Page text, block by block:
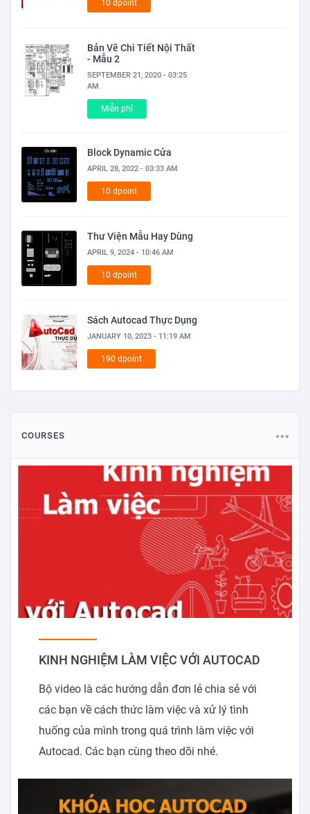
10 dpoint
Bản Vẽ Chi Tiết Nội Thất
- Mẫu 2
SEPTEMBER 21, 2020 - 03:25
AM
Miễn phí
Block Dynamic Cửa
APRIL 28, 2022 - 03:33 AM
10 dpoint
Thư Viện Mẫu Hay Dùng
APRIL 9, 2024 - 10:46 AM
10 dpoint
Sách Autocad Thực Dụng
JANUARY 10, 2023 - 11:19 AM
190 dpoint
COURSES
KINH NGHIỆM LÀM VIỆC VỚI AUTOCAD
Bộ video là các hướng dẫn đơn lẻ chia sẻ với
các bạn về cách thức làm việc và xử lý tình
huống của mình trong quá trình làm việc với
Autocad. Các bạn cùng theo dõi nhé.